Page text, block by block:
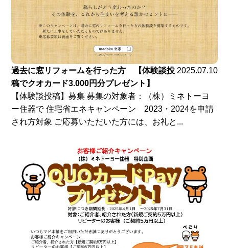
過去に窓リフォームを行った方 【体験談投
稿でクオカード3.000円分プレゼント】
2025.07.10
【体験談投稿】募集 募集の対象者：（株）ミネトーヨ
ー住器で 住宅省エネキャンペーン 2023・2024を申請
され方対象 ご応募いただいた方には、お礼と...